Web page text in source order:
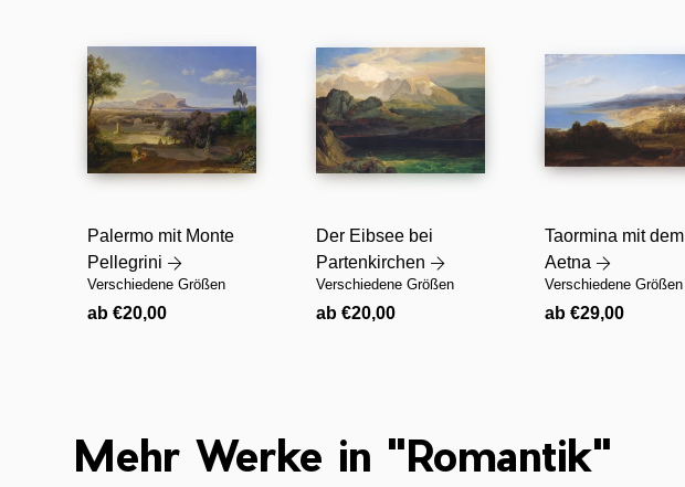
Palermo mit Monte
Pellegrini
Verschiedene Größen
Normaler
ab €20,00
Der Eibsee bei
Partenkirchen
Verschiedene Größen
Normaler
ab €20,00
Taormina mit dem
Aetna
Verschiedene Größen
Normaler
ab €29,00
Mehr Werke in "Romantik"